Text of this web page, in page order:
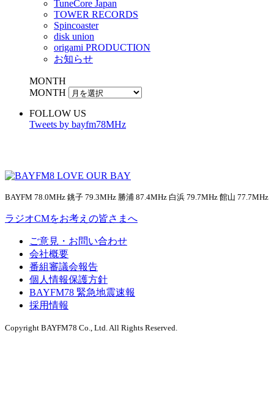
TuneCore Japan
TOWER RECORDS
Spincoaster
disk union
origami PRODUCTION
お知らせ
MONTH
MONTH
FOLLOW US
Tweets by bayfm78MHz
BAYFM 78.0MHz 銚子 79.3MHz 勝浦 87.4MHz 白浜 79.7MHz 館山 77.7MHz
ラジオCMをお考えの皆さまへ
ご意見・お問い合わせ
会社概要
番組審議会報告
個人情報保護方針
BAYFM78 緊急地震速報
採用情報
Copyright BAYFM78 Co., Ltd. All Rights Reserved.